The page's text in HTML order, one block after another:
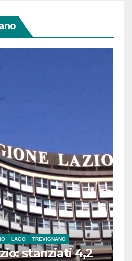
LAGO TREVIGNANO
stanziati 4,2